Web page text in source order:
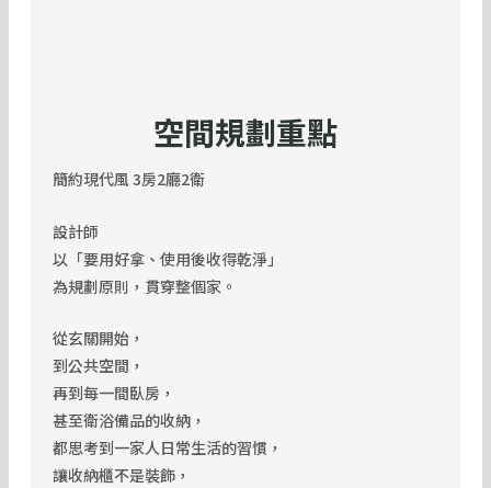
空間規劃重點
簡約現代風 3房2廳2衛
設計師
以「要用好拿、使用後收得乾淨」
為規劃原則，貫穿整個家。
從玄關開始，
到公共空間，
再到每一間臥房，
甚至衛浴備品的收納，
都思考到一家人日常生活的習慣，
讓收納櫃不是裝飾，